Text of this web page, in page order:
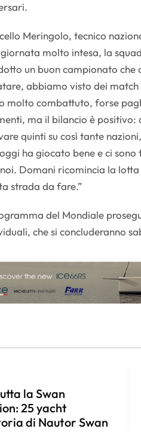
Meringolo, tecnico
molto intesa, la
un buon campionato che
abbiamo visto dei
molto combattuto, forse
ma il bilancio è positivo:
quinti su così tante
ha giocato bene e ci
Domani ricomincia la
strada da fare.”
del Mondiale
che si concluderanno
la Swan
25 yacht
di Nautor Swan